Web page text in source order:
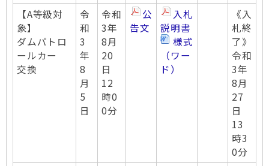
【A等級対
象】
ダムパトロ
ールカー
交換
令
和
3
年
8
月
5
日
令和
3年
8月
20
日
12
時0
0分
公
告文
入札
説明書
様式
（ワー
ド）
《入
札終
了》
令和
3年
8月
27
日
13
時3
0分